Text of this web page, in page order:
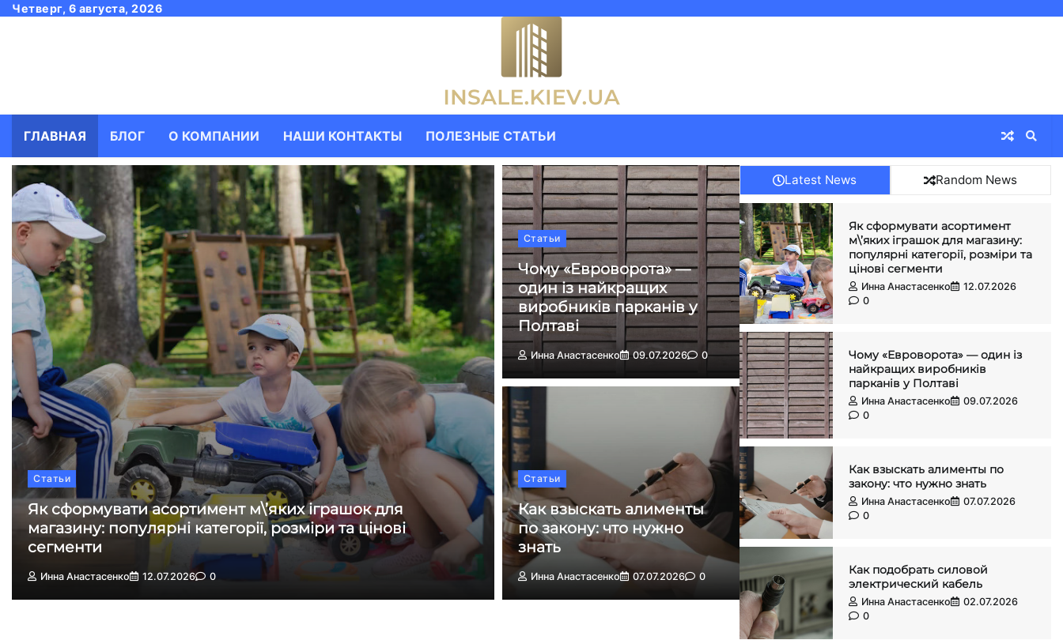
SkipЧетверг, 6 августа, 2026
ГЛАВНАЯ БЛОГ О КОМПАНИИ НАШИ КОНТАКТЫ ПОЛЕЗНЫЕ СТАТЬИ
Статьи
Як сформувати асортимент м\’яких іграшок для
магазину: популярні категорії, розміри та цінові
сегменти
Инна Анастасенко 12.07.2026 0
Статьи
Чому «Евроворота» —
один із найкращих
виробників парканів у
Полтаві
Инна Анастасенко 09.07.2026 0
Статьи
Как взыскать алименты
по закону: что нужно
знать
Инна Анастасенко 07.07.2026 0
Latest News Random News
Як сформувати асортимент
м\’яких іграшок для магазину:
популярні категорії, розміри та
цінові сегменти
Инна Анастасенко
12.07.2026
0
Чому «Евроворота» — один із
найкращих виробників
парканів у Полтаві
Инна Анастасенко
09.07.2026
0
Как взыскать алименты по
закону: что нужно знать
Инна Анастасенко
07.07.2026
0
Как подобрать силовой
электрический кабель
Инна Анастасенко
02.07.2026
0